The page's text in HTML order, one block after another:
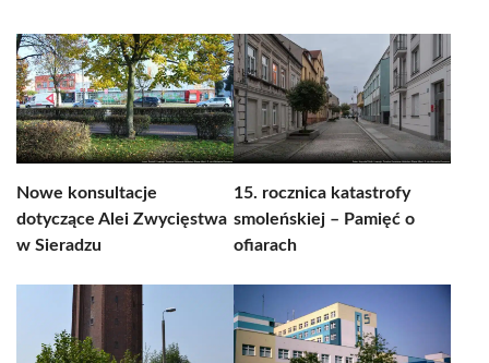
Nowe konsultacje
dotyczące Alei Zwycięstwa
w Sieradzu
15. rocznica katastrofy
smoleńskiej – Pamięć o
ofiarach